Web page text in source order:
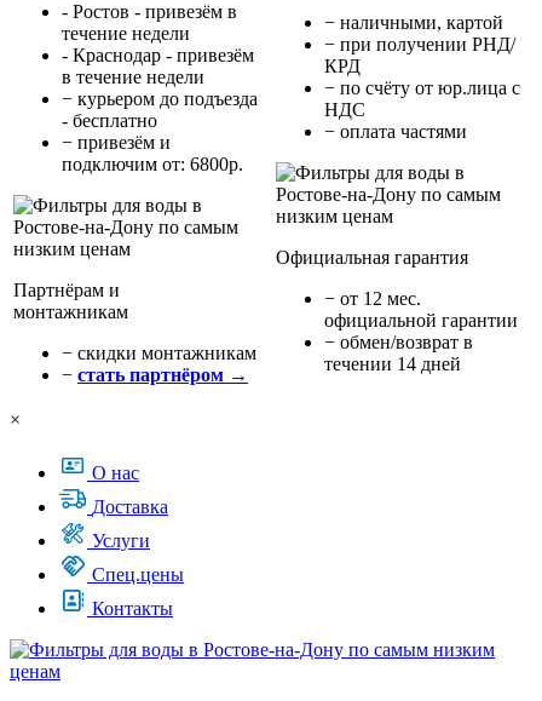
- Ростов - привезём в
течение недели
- Краснодар - привезём
в течение недели
− курьером до подъезда
- бесплатно
− привезём и
подключим от: 6800р.
Партнёрам и
монтажникам
− cкидки монтажникам
− стать партнёром →
− наличными, картой
− при получении РНД/
КРД
− по счёту от юр.лица с
НДС
− оплата частями
Официальная гарантия
− от 12 мес.
официальной гарантии
− обмен/возврат в
течении 14 дней
×
О нас
Доставка
Услуги
Спец.цены
Контакты